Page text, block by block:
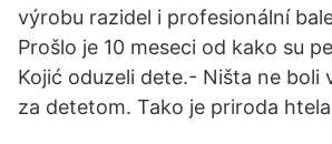
výrobu razidel i profesionální
Prošlo je 10 meseci od kako su
Kojić oduzeli dete.- Ništa ne boli
za detetom. Tako je priroda